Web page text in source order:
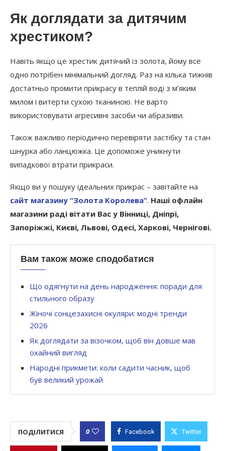
Як доглядати за дитячим
хрестиком?
Навіть якщо це хрестик дитячий із золота, йому все
одно потрібен мінімальний догляд. Раз на кілька тижнів
достатньо промити прикрасу в теплій воді з м’яким
милом і витерти сухою тканиною. Не варто
використовувати агресивні засоби чи абразиви.
Також важливо періодично перевіряти застібку та стан
шнурка або ланцюжка. Це допоможе уникнути
випадкової втрати прикраси.
Якщо ви у пошуку ідеальних прикрас – завітайте на
сайт магазину “Золота Королева”. Наші офлайн
магазини раді вітати Вас у Вінниці, Дніпрі,
Запоріжжі, Києві, Львові, Одесі, Харкові, Чернігові.
Вам також може сподобатися
Що одягнути на день народження: поради для
стильного образу
Жіночі сонцезахисні окуляри: модні тренди
2026
Як доглядати за візочком, щоб він довше мав
охайний вигляд
Народні прикмети: коли садити часник, щоб
був великий урожай
ПОДІЛИТИСЯ 0 Facebook Twitter